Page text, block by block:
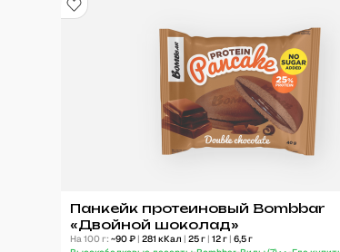
Панкейк протеиновый Bombbar
«Двойной шоколад»
На 100 г: ~90₽ | 281 кКал | 25г | 12г | 6,5г